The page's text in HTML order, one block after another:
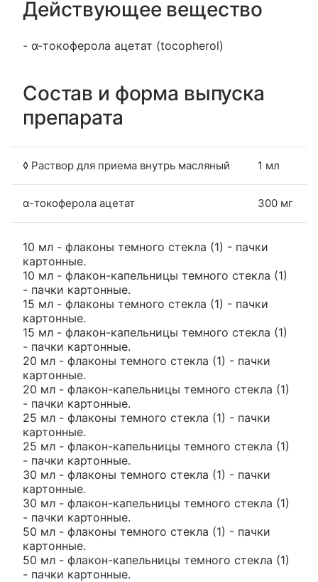
Действующее вещество
- α-токоферола ацетат (tocopherol)
Состав и форма выпуска
препарата
◊ Раствор для приема внутрь масляный 1 мл
α-токоферола ацетат 300 мг
10 мл - флаконы темного стекла (1) - пачки
картонные.
10 мл - флакон-капельницы темного стекла (1)
- пачки картонные.
15 мл - флаконы темного стекла (1) - пачки
картонные.
15 мл - флакон-капельницы темного стекла (1)
- пачки картонные.
20 мл - флаконы темного стекла (1) - пачки
картонные.
20 мл - флакон-капельницы темного стекла (1)
- пачки картонные.
25 мл - флаконы темного стекла (1) - пачки
картонные.
25 мл - флакон-капельницы темного стекла (1)
- пачки картонные.
30 мл - флаконы темного стекла (1) - пачки
картонные.
30 мл - флакон-капельницы темного стекла (1)
- пачки картонные.
50 мл - флаконы темного стекла (1) - пачки
картонные.
50 мл - флакон-капельницы темного стекла (1)
- пачки картонные.